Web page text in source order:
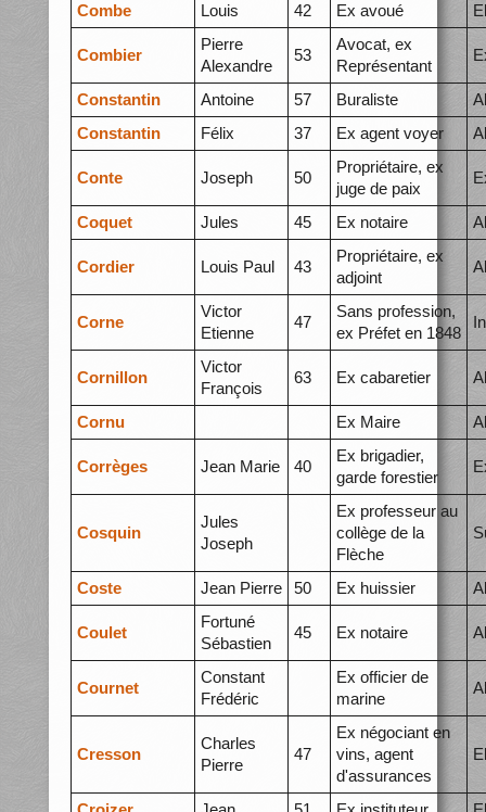
Combe
Louis 42 Ex avoué
Combier
Pierre
Alexandre
53
Avocat, ex
Représentant
Constantin Antoine 57 Buraliste
Constantin
Félix 37 Ex agent voyer
Conte Joseph 50
Propriétaire, ex
juge de paix
Coquet Jules 45 Ex notaire
Cordier Louis Paul 43
Propriétaire, ex
adjoint
Corne
Victor
Etienne
47
Sans profession,
ex Préfet en 1848
Cornillon
Victor
François
63 Ex cabaretier
Cornu Ex Maire
Corrèges Jean Marie 40
Ex brigadier,
garde forestier
Cosquin
Jules
Joseph
Ex professeur au
collège de la
Flèche
Coste Jean Pierre 50 Ex huissier
Coulet
Fortuné
Sébastien
45 Ex notaire
Cournet
Constant
Frédéric
Ex officier de
marine
Cresson
Charles
Pierre
47
Ex négociant en
vins, agent
d'assurances